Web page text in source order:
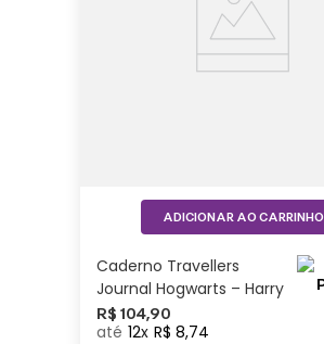
Caderno Travellers
Journal Hogwarts – Harry
Potter
R$ 104,90
12 R$ 8,74
ADICIONAR AO CARRINHO